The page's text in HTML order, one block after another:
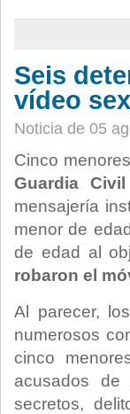
Seis
vídeo
Noticia de 05
Cinco
Guardia Civil
mensajería
menor de
de edad al
robaron el
Al parecer,
numerosos
cinco
acusados
secretos,